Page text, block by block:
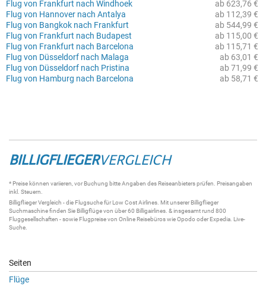
ab 623,76 €
Flug von Frankfurt nach Windhoek
ab 112,39 €
Flug von Hannover nach Antalya
ab 544,99 €
Flug von Bangkok nach Frankfurt
ab 115,00 €
Flug von Frankfurt nach Budapest
ab 115,71 €
Flug von Frankfurt nach Barcelona
ab 63,01 €
Flug von Düsseldorf nach Malaga
ab 71,99 €
Flug von Düsseldorf nach Pristina
ab 58,71 €
Flug von Hamburg nach Barcelona
BILLIGFLIEGERVERGLEICH
* Preise können variieren, vor Buchung bitte Angaben des Reiseanbieters prüfen. Preisangaben
inkl. Steuern.
BilligfliegerVergleich - die Flugsuchefür Low Cost Airlines. Mit unsererBilligflieger
Suchmaschinefinden Sie Billigflügevon über 60 Billigairlines . & insgesamt rund 800
Fluggesellschaften - sowie Flugpreise von Online Reisebüros wie Opodo oder Expedia. Live-
Suche
Seiten
Flüge